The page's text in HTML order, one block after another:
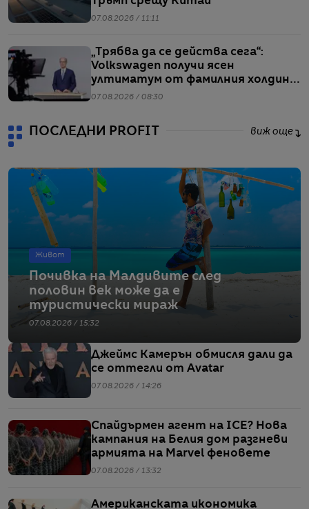
07.08.2026 / 11:11
„Трябва да се действа сега“:
Volkswagen получи ясен
ултиматум от фамилния холдинг
начело на групата
07.08.2026 / 08:30
ПОСЛЕДНИ PROFIT виж още
Живот
Почивка на Малдивите след
половин век може да е
туристически мираж
07.08.2026 / 15:32
Джеймс Камерън обмисля дали да
се оттегли от Avatar
07.08.2026 / 14:26
Спайдърмен агент на ICE? Нова
кампания на Белия дом разгневи
армията на Marvel феновете
07.08.2026 / 13:32
Американската икономика